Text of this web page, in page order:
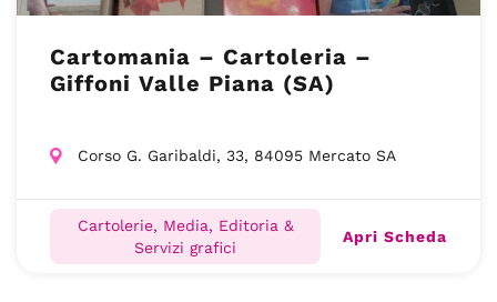
Cartomania – Cartoleria –
Giffoni Valle Piana (SA)
Corso G. Garibaldi, 33, 84095 Mercato SA
Cartolerie, Media, Editoria &
Servizi grafici
Apri Scheda